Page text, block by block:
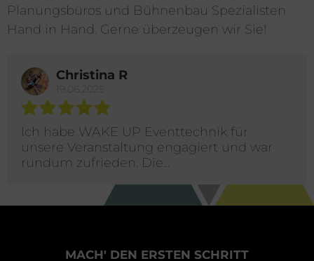
Planungsbüros und Bühnenbau Spezialisten
Hand in Hand. Gerne überzeugen wir Sie!
Christina R
19.06.2025
Ich habe WAKE UP Eventtechnik für
unsere Veranstaltung engagiert und war
rundum zufrieden. Die...
MACH' DEN ERSTEN SCHRITT